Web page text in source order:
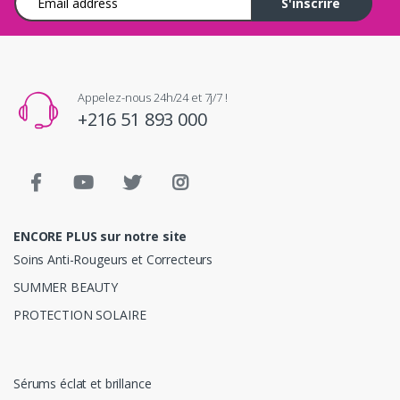
Appelez-nous 24h/24 et 7j/7 !
+216 51 893 000
ENCORE PLUS sur notre site
Soins Anti-Rougeurs et Correcteurs
SUMMER BEAUTY
PROTECTION SOLAIRE
Sérums éclat et brillance